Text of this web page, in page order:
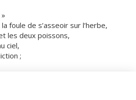
foule de s’asseoir sur l’herbe,
les deux poissons,
ciel,
;
à la foule.
ils furent rassasiés.